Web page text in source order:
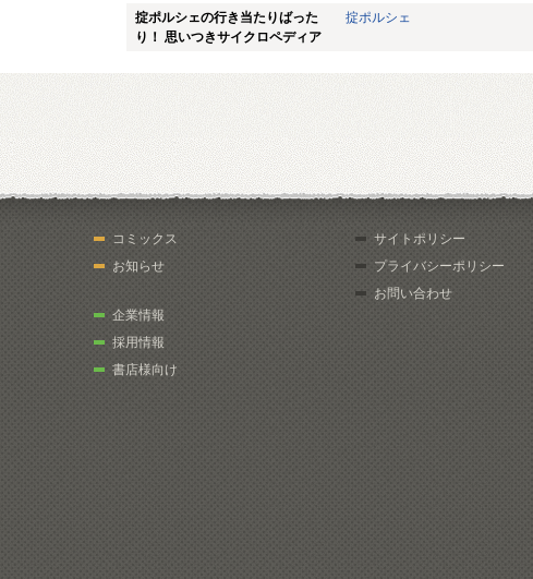
掟ポルシェの行き当たりばった
り！ 思いつきサイクロペディア
掟ポルシェ
コミックス
お知らせ
企業情報
採用情報
書店様向け
サイトポリシー
プライバシーポリシー
お問い合わせ